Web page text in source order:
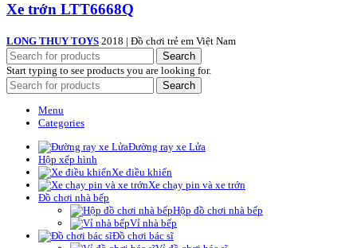
Xe trớn LTT6668Q
LONG THUY TOYS 2018 | Đồ chơi trẻ em Việt Nam
Search
Start typing to see products you are looking for.
Search
Menu
Categories
Đường ray xe Lửa
Hộp xếp hình
Xe điều khiển
Xe chạy pin và xe trớn
Đồ chơi nhà bếp
Hộp đồ chơi nhà bếp
Vỉ nhà bếp
Đồ chơi bác sĩ